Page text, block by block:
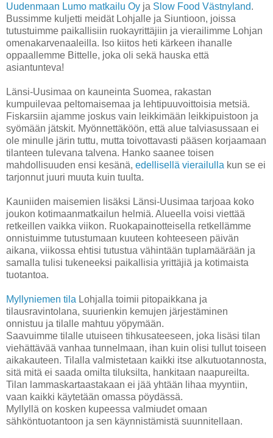
Uudenmaan Lumo matkailu Oy ja Slow Food Västnyland.
Bussimme kuljetti meidät Lohjalle ja Siuntioon, joissa
tutustuimme paikallisiin ruokayrittäjiin ja vierailimme Lohjan
omenakarvenaaleilla. Iso kiitos heti kärkeen ihanalle
oppaallemme Bittelle, joka oli sekä hauska että
asiantunteva!
Länsi-Uusimaa on kauneinta Suomea, rakastan
kumpuilevaa peltomaisemaa ja lehtipuuvoittoisia metsiä.
Fiskarsiin ajamme joskus vain leikkimään leikkipuistoon ja
syömään jätskit. Myönnettäköön, että alue talviasussaan ei
ole minulle järin tuttu, mutta toivottavasti pääsen korjaamaan
tilanteen tulevana talvena. Hanko saanee toisen
mahdollisuuden ensi kesänä, edellisellä vierailulla kun se ei
tarjonnut juuri muuta kuin tuulta.
Kauniiden maisemien lisäksi Länsi-Uusimaa tarjoaa koko
joukon kotimaanmatkailun helmiä. Alueella voisi viettää
retkeillen vaikka viikon. Ruokapainotteisella retkellämme
onnistuimme tutustumaan kuuteen kohteeseen päivän
aikana, viikossa ehtisi tutustua vähintään tuplamäärään ja
samalla tulisi tukeneeksi paikallisia yrittäjiä ja kotimaista
tuotantoa.
Myllyniemen tila Lohjalla toimii pitopaikkana ja
tilausravintolana, suurienkin kemujen järjestäminen
onnistuu ja tilalle mahtuu yöpymään.
Saavuimme tilalle utuiseen tihkusateeseen, joka lisäsi tilan
viehättävää vanhaa tunnelmaan, ihan kuin olisi tullut toiseen
aikakauteen. Tilalla valmistetaan kaikki itse alkutuotannosta,
sitä mitä ei saada omilta tiluksilta, hankitaan naapureilta.
Tilan lammaskartaastakaan ei jää yhtään lihaa myyntiin,
vaan kaikki käytetään omassa pöydässä.
Myllyllä on kosken kupeessa valmiudet omaan
sähköntuotantoon ja sen käynnistämistä suunnitellaan.